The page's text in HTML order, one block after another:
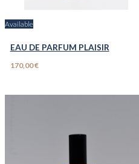
Available
EAU DE PARFUM PLAISIR
170,00 €